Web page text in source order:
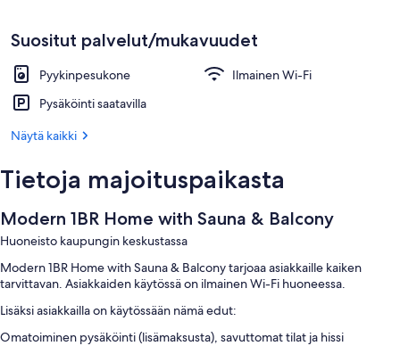
Suositut palvelut/mukavuudet
Pyykinpesukone
Ilmainen Wi-Fi
Pysäköinti saatavilla
Näytä kaikki
Tietoja majoituspaikasta
Modern 1BR Home with Sauna & Balcony
Huoneisto kaupungin keskustassa
Modern 1BR Home with Sauna & Balcony tarjoaa asiakkaille kaiken
tarvittavan. Asiakkaiden käytössä on ilmainen Wi-Fi huoneessa.
Lisäksi asiakkailla on käytössään nämä edut:
Omatoiminen pysäköinti (lisämaksusta), savuttomat tilat ja hissi